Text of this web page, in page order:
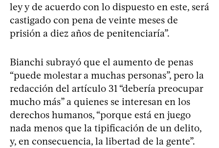
ley y de acuerdo con lo dispuesto en este, será
castigado con pena de veinte meses de
prisión a diez años de penitenciaría”.
Bianchi subrayó que el aumento de penas
“puede molestar a muchas personas”, pero la
redacción del artículo 31 “debería preocupar
mucho más” a quienes se interesan en los
derechos humanos, “porque está en juego
nada menos que la tipificación de un delito,
y, en consecuencia, la libertad de la gente”.